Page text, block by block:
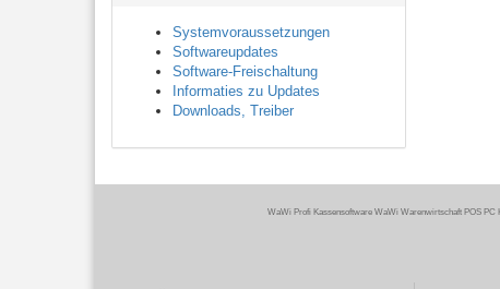
Systemvoraussetzungen
Softwareupdates
Software-Freischaltung
Informaties zu Updates
Downloads, Treiber
WaWi Profi Kassensoftware WaWi Warenwirtschaft POS PC